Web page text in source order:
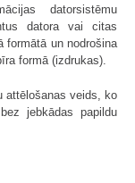
datorsistēmu
datora vai citas
formātā un nodrošina
formā (izdrukas).
attēlošanas veids, ko
jebkādas papildu